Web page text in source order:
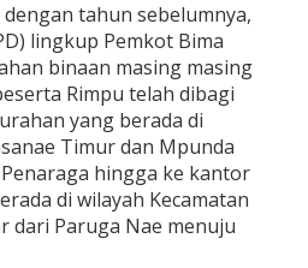
tahun sebelumnya,
lingkup Pemkot Bima
binaan masing masing
Rimpu telah dibagi
yang berada di
Timur dan Mpunda
hingga ke kantor
di wilayah Kecamatan
dari Paruga Nae menuju